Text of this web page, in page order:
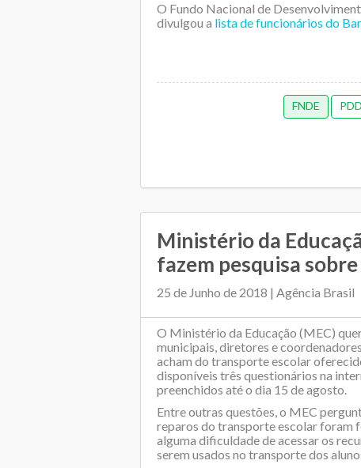
O Fundo Nacional de
divulgou a lista de funcionários do
FNDE
Ministério da
fazem pesquisa
25 de Junho de 2018 | Agência Brasil
O Ministério da Educação (MEC)
municipais, diretores e
acham do transporte escolar
disponíveis três questionários na
preenchidos até o dia 15 de agosto.
Entre outras questões, o MEC
reparos do transporte escolar foram
alguma dificuldade de acessar os
serem usados no transporte dos